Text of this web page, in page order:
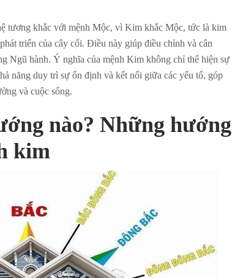
tương khắc với mệnh Mộc, vì Kim khắc Mộc, tức là kim
triển của cây cối. Điều này giúp điều chỉnh và cân
Ngũ hành. Ý nghĩa của mệnh Kim không chỉ thể hiện sự
năng duy trì sự ổn định và kết nối giữa các yếu tố, góp
và cuộc sống.
nào? Những hướng
kim